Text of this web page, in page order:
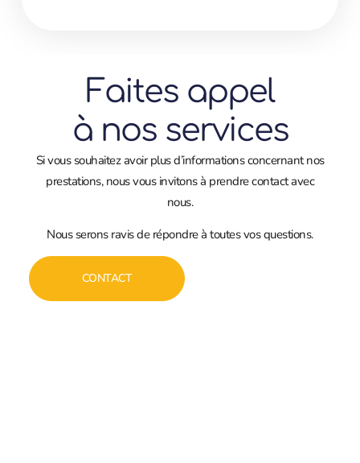
Faites appel
à nos services
Si vous souhaitez avoir plus d’informations concernant nos
prestations, nous vous invitons à prendre contact avec
nous.
Nous serons ravis de répondre à toutes vos questions.
CONTACT